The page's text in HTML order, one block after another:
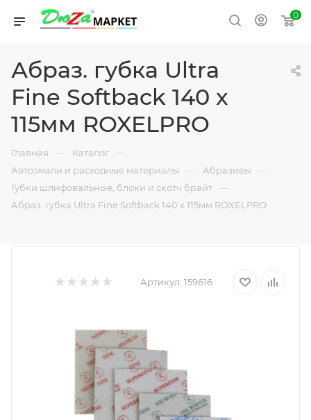
0
Абраз. губка Ultra
Fine Softback 140 x
115мм ROXELPRO
Главная — Каталог —
Автоэмали и расходные материалы — Абразивы —
Губки шлифовальные, блоки и скотч брайт —
Абраз. губка Ultra Fine Softback 140 x 115мм ROXELPRO
Артикул: 159616